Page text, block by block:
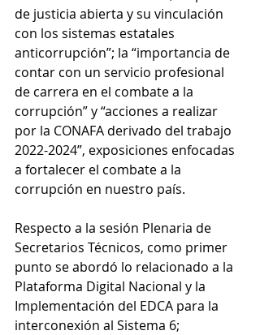
de justicia abierta y su vinculación
con los sistemas estatales
anticorrupción”; la “importancia de
contar con un servicio profesional
de carrera en el combate a la
corrupción” y “acciones a realizar
por la CONAFA derivado del trabajo
2022-2024”, exposiciones enfocadas
a fortalecer el combate a la
corrupción en nuestro país.
Respecto a la sesión Plenaria de
Secretarios Técnicos, como primer
punto se abordó lo relacionado a la
Plataforma Digital Nacional y la
Implementación del EDCA para la
interconexión al Sistema 6;